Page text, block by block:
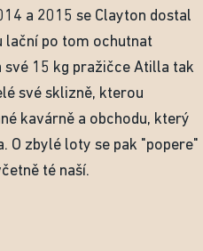
a 2015 se Clayton dostal
lační po tom ochutnat
své 15 kg pražičce Atilla tak
své sklizně, kterou
kavárně a obchodu, který
O zbylé loty se pak "popere"
té naší.